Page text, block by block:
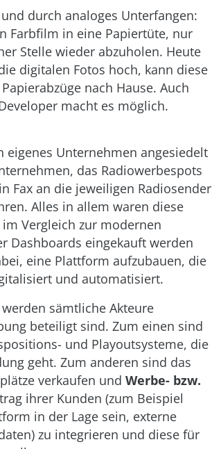
durch analoges Unterfangen:
Farbfilm in eine Papiertüte, nur
Stelle wieder abzuholen. Heute
digitalen Fotos hoch, kann diese
nach Hause. Auch
macht es möglich.
Unternehmen angesiedelt
das Radiowerbespots
Fax an die jeweiligen Radiosender
Alles in allem waren diese
Vergleich zur modernen
Dashboards eingekauft werden
eine Plattform aufzubauen, die
und automatisiert.
sämtliche Akteure
beteiligt sind. Zum einen sind
und Playoutsysteme, die
geht. Zum anderen sind das
verkaufen und Werbe- bzw.
ihrer Kunden (zum Beispiel
in der Lage sein, externe
zu integrieren und diese für